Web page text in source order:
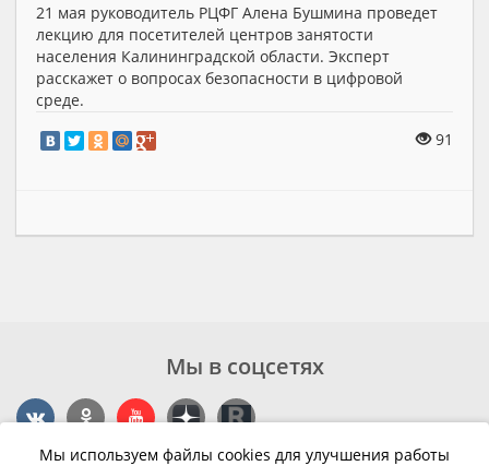
21 мая руководитель РЦФГ Алена Бушмина проведет
лекцию для посетителей центров занятости
населения Калининградской области. Эксперт
расскажет о вопросах безопасности в цифровой
среде.
91
Мы используем файлы cookies для улучшения работы
Мы в соцсетях